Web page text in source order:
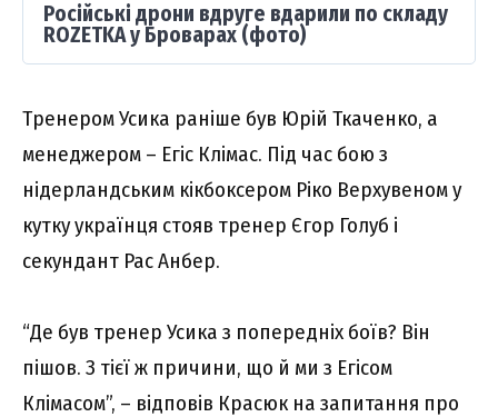
Російські дрони вдруге вдарили по складу
ROZETKA у Броварах (фото)
Тренером Усика раніше був Юрій Ткаченко, а
менеджером – Егіс Клімас. Під час бою з
нідерландським кікбоксером Ріко Верхувеном у
кутку українця стояв тренер Єгор Голуб і
секундант Рас Анбер.
“Де був тренер Усика з попередніх боїв? Він
пішов. З тієї ж причини, що й ми з Егісом
Клімасом”, – відповів Красюк на запитання про